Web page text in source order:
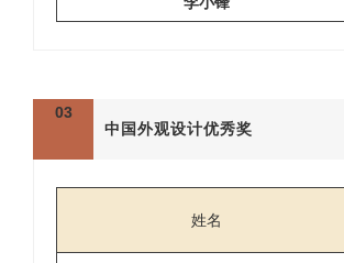
03
中国外观设计优秀奖
姓名